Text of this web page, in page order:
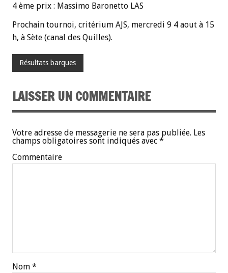
4 ème prix : Massimo Baronetto LAS
Prochain tournoi, critérium AJS, mercredi 9 4 aout à 15
h, à Sète (canal des Quilles).
Résultats barques
LAISSER UN COMMENTAIRE
Votre adresse de messagerie ne sera pas publiée. Les
champs obligatoires sont indiqués avec *
Commentaire
Nom *